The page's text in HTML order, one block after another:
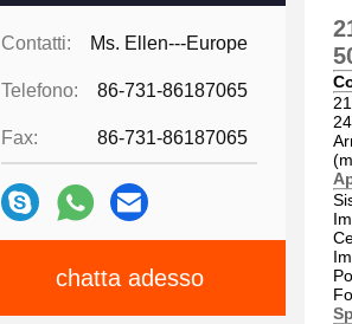
Contatti: Ms. Ellen---Europe
Telefono: 86-731-86187065
Fax: 86-731-86187065
chatta adesso